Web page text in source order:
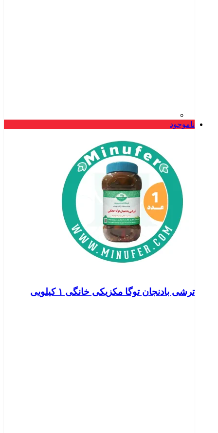
ناموجود
ترشی بادنجان توگا مکزیکی خانگی ۱ کیلویی